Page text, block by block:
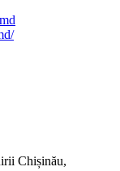
Chișinău,